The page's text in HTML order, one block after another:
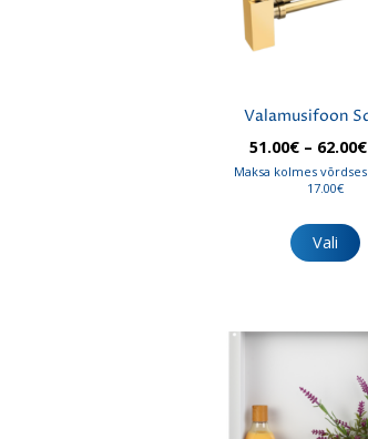
Valamusifoon
51.00€ – 62.00€
Maksa kolmes
17.00€
Vali